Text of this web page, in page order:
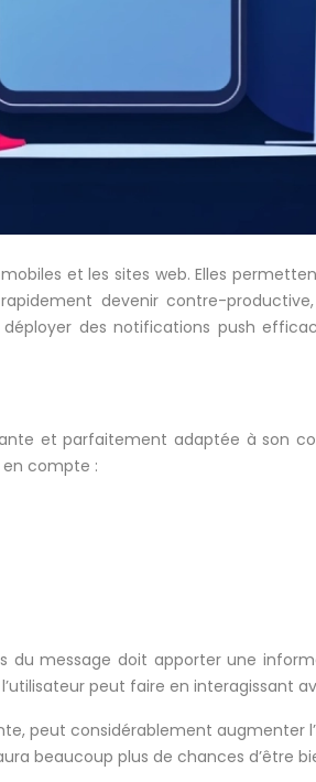
et les sites web. Elles
devenir contre-
des notifications push
et parfaitement adaptée à son
en compte :
message doit apporter une
peut faire en interagissant
peut considérablement augmenter
beaucoup plus de chances d’être